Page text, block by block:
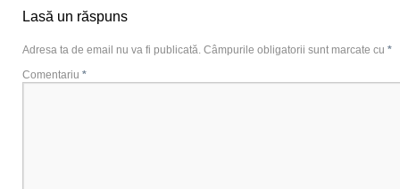
Lasă un răspuns
Adresa ta de email nu va fi publicată. Câmpurile obligatorii sunt marcate cu *
Comentariu *